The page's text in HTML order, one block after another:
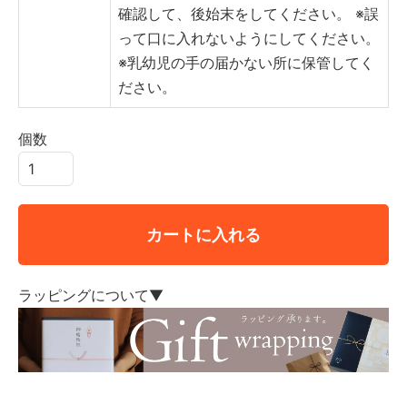
確認して、後始末をしてください。
※誤
って口に入れないようにしてください。
※乳幼児の手の届かない所に保管してく
ださい。
個数
カートに入れる
ラッピングについて▼